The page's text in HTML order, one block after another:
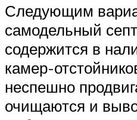
Следующим
самодельный
содержится в
камер-
неспешно
очищаются и